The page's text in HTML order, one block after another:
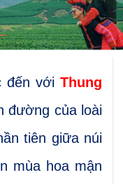
đến với Thung
đường của loài
tiên giữa núi
mùa hoa mận